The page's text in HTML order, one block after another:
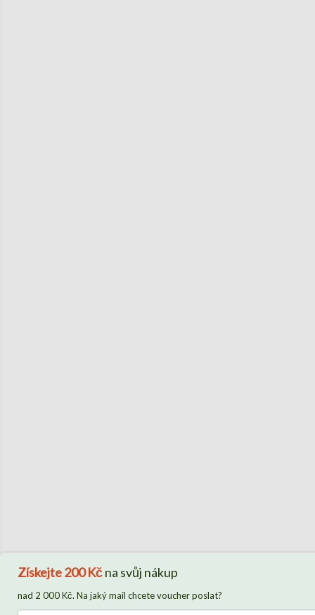
Získejte200 Kčna svůj nákup
nad 2 000 Kč. Na jaký mail chcete voucher poslat?